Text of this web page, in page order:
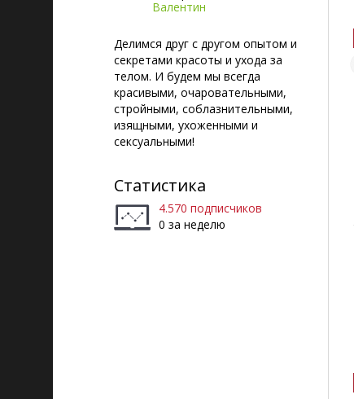
Валентин
Делимся друг с другом опытом и
секретами красоты и ухода за
телом. И будем мы всегда
красивыми, очаровательными,
стройными, соблазнительными,
изящными, ухоженными и
сексуальными!
Статистика
4.570 подписчиков
0 за неделю